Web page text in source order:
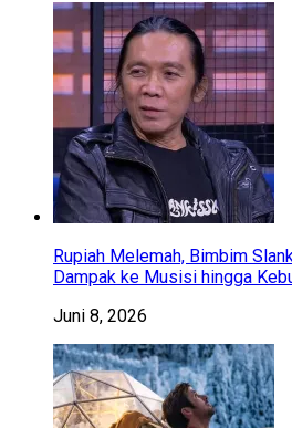
Rupiah Melemah, Bimbim
Dampak ke Musisi hingga
Juni 8, 2026